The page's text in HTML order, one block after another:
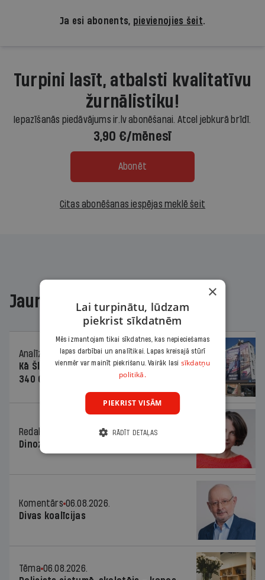
Ja esi abonents, pievienojies šeit.
Turpini lasīt, atbalsti kvalitatīvu
žurnālistiku!
Iepazīšanās piedāvājums ir.lv abonēšanai. Atcel jebkurā brīdī.
3,90 €/mēnesī
Abonēt
Citas abonēšanas iespējas meklē šeit
Jaunākajā žurnālā
Analīze
06.08.2026.
Kā Šlesera partija palika nesodīta par
340 000 vērtu reklāmas kampaņu
Redaktores sleja
06.08.2026.
Dinozaura triks
Komentārs 06.08.2026.
Divas koalīcijas
Tēma 06.08.2026.
×
Lai turpinātu, lūdzam
piekrist sīkdatnēm
Mēs izmantojam tikai sīkdatnes, kas nepieciešamas
lapas darbībai un analītikai. Lapas kreisajā stūrī
vienmēr var mainīt piekrišanu. Vairāk lasi sīkdatņu
politikā.
PIEKRIST VISĀM
RĀDĪT DETAĻAS